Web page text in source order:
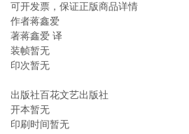
可开发票，保证正版商品详情
作者蒋鑫爱
著蒋鑫爱 译
装帧暂无
印次暂无
出版社百花文艺出版社
开本暂无
印刷时间暂无